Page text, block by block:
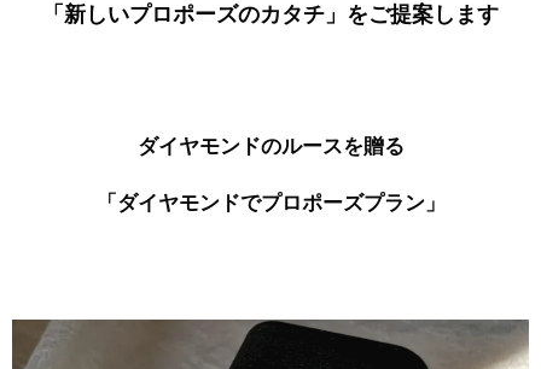
「新しいプロポーズのカタチ」をご提案します
ダイヤモンドのルースを贈る
「ダイヤモンドでプロポーズプラン」